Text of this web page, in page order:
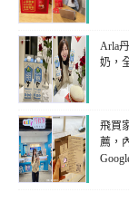
Arla
奶，
飛買
薦，